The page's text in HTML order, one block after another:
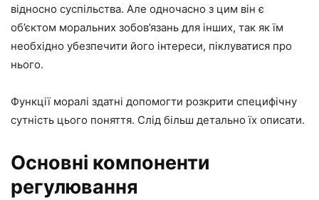
відносно суспільства. Але одночасно з цим він є
об’єктом моральних зобов’язань для інших, так як їм
необхідно убезпечити його інтереси, піклуватися про
нього.
Функції моралі здатні допомогти розкрити специфічну
сутність цього поняття. Слід більш детально їх описати.
Основні компоненти
регулювання